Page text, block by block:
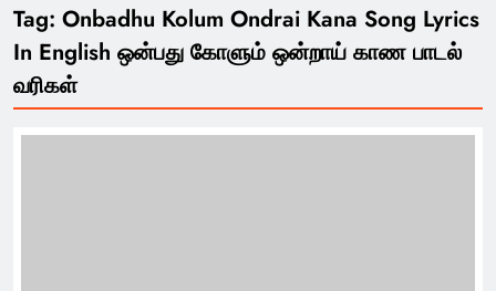
Tag: Onbadhu Kolum Ondrai Kana Song Lyrics
In English ஒன்பது கோளும் ஒன்றாய் காண பாடல்
வரிகள்